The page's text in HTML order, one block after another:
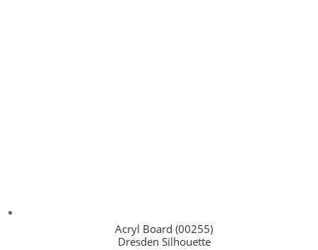
Acryl Board (00255)
Dresden Silhouette